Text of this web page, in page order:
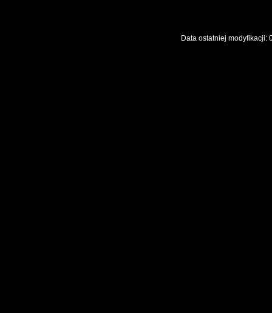
Data ostatniej